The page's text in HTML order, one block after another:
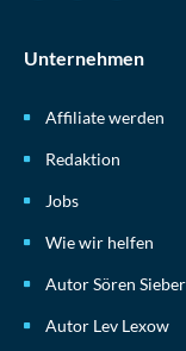
Unternehmen
Affiliate werden
Redaktion
Jobs
Wie wir helfen
Autor Sören
Autor Lev Lexow